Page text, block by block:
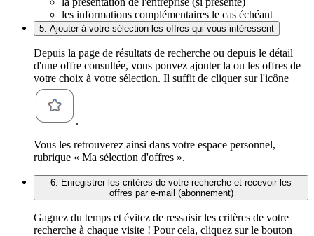
les informations complémentaires le cas échéant
5. Ajouter à votre sélection les offres qui vous intéressent
Depuis la page de résultats de recherche ou depuis le détail
d'une offre consultée, vous pouvez ajouter la ou les offres de
votre choix à votre sélection. Il suffit de cliquer sur l'icône
.
Vous les retrouverez ainsi dans votre espace personnel,
rubrique « Ma sélection d'offres ».
6. Enregistrer les critères de votre recherche et recevoir les
offres par e-mail (abonnement)
Gagnez du temps et évitez de ressaisir les critères de votre
recherche à chaque visite ! Pour cela, cliquez sur le bouton